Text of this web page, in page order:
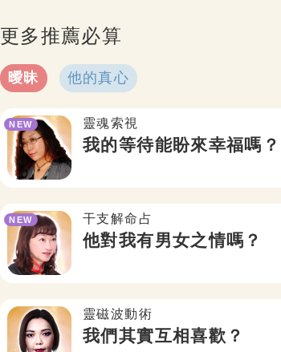
更多推薦必算
曖昧 他的真心
靈魂索視
我的等待能盼來幸福嗎？
NEW
干支解命占
他對我有男女之情嗎？
NEW
靈磁波動術
我們其實互相喜歡？